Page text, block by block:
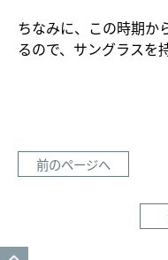
ちなみに、この時期か
るので、サングラスを
前のページへ